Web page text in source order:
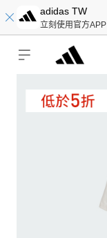
adidas TW
立刻使用官方APP